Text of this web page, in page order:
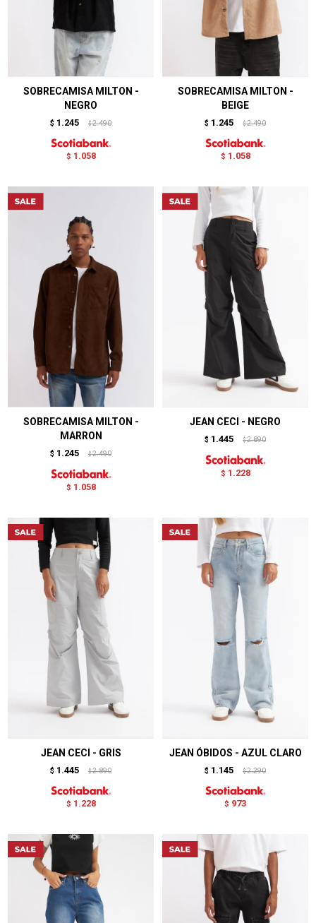
SOBRECAMISA MILTON -
NEGRO
$ 1.245 $ 2.490
$ 1.058
SOBRECAMISA MILTON -
BEIGE
$ 1.245 $ 2.490
$ 1.058
SOBRECAMISA MILTON -
MARRON
$ 1.245 $ 2.490
$ 1.058
JEAN CECI - NEGRO
$ 1.445 $ 2.890
$ 1.228
JEAN CECI - GRIS
$ 1.445 $ 2.890
$ 1.228
JEAN ÓBIDOS - AZUL CLARO
$ 1.145 $ 2.290
$ 973